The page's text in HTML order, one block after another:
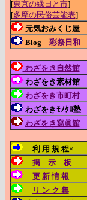
[東京の縁日と市]
[多摩の民俗芸能表]
元気おみくじ屋
Blog 彩祭日和
わざをき自然館
わざをき素材館
わざをき市町村
わざをきﾓﾉｸﾛ塾
わざをき寫眞館
利 用 規 程×
掲 示 板
更 新 情 報
リ ン ク 集